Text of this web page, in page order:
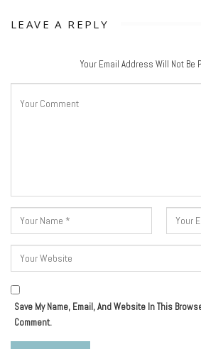
LEAVE A REPLY
Your Email Address Will Not Be
Save My Name, Email, And Website In This
Comment.